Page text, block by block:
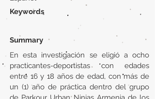
Keywords
Summary
En esta investigación se eligió a ocho
practicantes-deportistas con edades
entre 16 y 18 años de edad, con más de
un (1) año de práctica dentro del grupo